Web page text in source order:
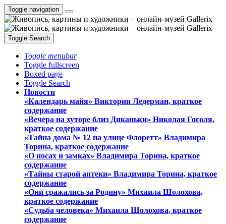
Toggle navigation
Toggle Search
Toggle menubar
Toggle fullscreen
Boxed page
Toggle Search
Новости
«Календарь майя» Виктории Ледерман, краткое
содержание
«Вечера на хуторе близ Диканьки» Николая Гоголя,
краткое содержание
«Тайна дома № 12 на улице Флоретт» Владимира
Торина, краткое содержание
«О носах и замка́х» Владимира Торина, краткое
содержание
«Тайны старой аптеки» Владимира Торина, краткое
содержание
«Они сражались за Родину» Михаила Шолохова,
краткое содержание
«Судьба человека» Михаила Шолохова, краткое
содержание